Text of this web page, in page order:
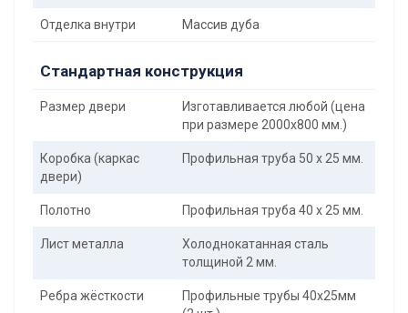
Отделка внутри Массив дуба
Стандартная конструкция
Размер двери
Изготавливается любой (цена
при размере 2000x800 мм.)
Коробка (каркас
двери)
Профильная труба 50 х 25 мм.
Полотно Профильная труба 40 х 25 мм.
Лист металла
Холоднокатанная сталь
толщиной 2 мм.
Ребра жёсткости
Профильные трубы 40х25мм